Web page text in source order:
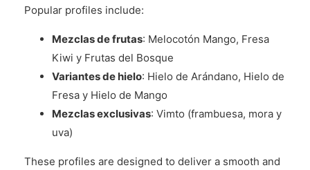
Popular profiles include:
Mezclas de frutas: Melocotón Mango, Fresa
Kiwi y Frutas del Bosque
Variantes de hielo: Hielo de Arándano, Hielo de
Fresa y Hielo de Mango
Mezclas exclusivas: Vimto (frambuesa, mora y
uva)
These profiles are designed to deliver a smooth and